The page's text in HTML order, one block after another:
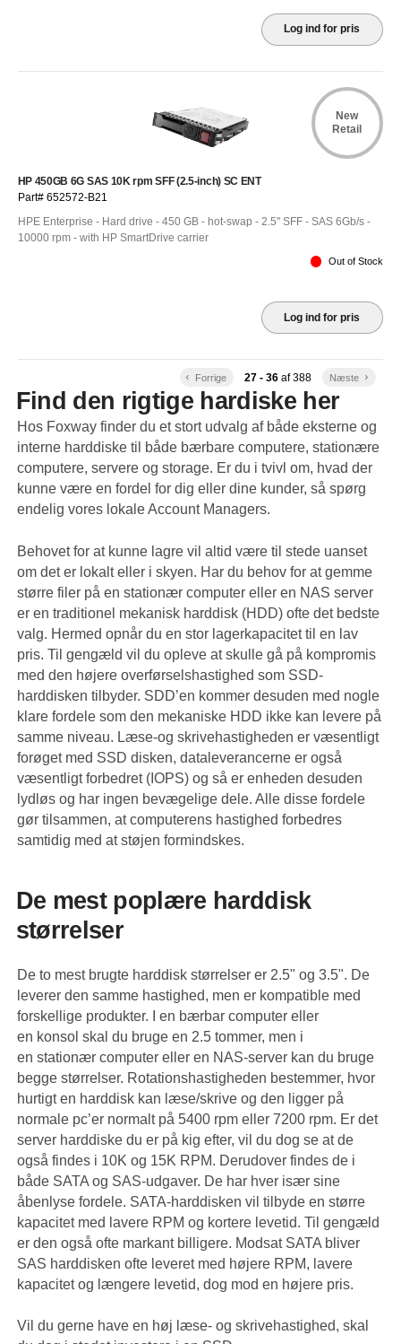
Log ind for pris
New
Retail
HP 450GB 6G SAS 10K rpm SFF (2.5-inch) SC ENT
Part# 652572-B21
HPE Enterprise - Hard drive - 450 GB - hot-swap - 2.5" SFF - SAS 6Gb/s -
10000 rpm - with HP SmartDrive carrier
Out of Stock
Log ind for pris
keyboard_arrow_left Forrige 27 - 36af388 Næste keyboard_arrow_right
Find den rigtige hardiske her
Hos Foxway finder du et stort udvalg af både eksterne og
interne harddiske til både bærbare computere, stationære
computere, servere og storage. Er du i tvivl om, hvad der
kunne være en fordel for dig eller dine kunder, så spørg
endelig vores lokale Account Managers.
Behovet for at kunne lagre vil altid være til stede uanset
om det er lokalt eller i skyen. Har du behov for at gemme
større filer på en stationær computer eller en NAS server
er en traditionel mekanisk harddisk (HDD) ofte det bedste
valg. Hermed opnår du en stor lagerkapacitet til en lav
pris. Til gengæld vil du opleve at skulle gå på kompromis
med den højere overførselshastighed som SSD-
harddisken tilbyder. SDD’en kommer desuden med nogle
klare fordele som den mekaniske HDD ikke kan levere på
samme niveau. Læse-og skrivehastigheden er væsentligt
forøget med SSD disken, dataleverancerne er også
væsentligt forbedret (IOPS) og så er enheden desuden
lydløs og har ingen bevægelige dele. Alle disse fordele
gør tilsammen, at computerens hastighed forbedres
samtidig med at støjen formindskes.
De mest poplære harddisk
størrelser
De to mest brugte harddisk størrelser er 2.5" og 3.5". De
leverer den samme hastighed, men er kompatible med
forskellige produkter. I en bærbar computer eller
en konsol skal du bruge en 2.5 tommer, men i
en stationær computer eller en NAS-server kan du bruge
begge størrelser. Rotationshastigheden bestemmer, hvor
hurtigt en harddisk kan læse/skrive og den ligger på
normale pc’er normalt på 5400 rpm eller 7200 rpm. Er det
server harddiske du er på kig efter, vil du dog se at de
også findes i 10K og 15K RPM. Derudover findes de i
både SATA og SAS-udgaver. De har hver især sine
åbenlyse fordele. SATA-harddisken vil tilbyde en større
kapacitet med lavere RPM og kortere levetid. Til gengæld
er den også ofte markant billigere. Modsat SATA bliver
SAS harddisken ofte leveret med højere RPM, lavere
kapacitet og længere levetid, dog mod en højere pris.
Vil du gerne have en høj læse- og skrivehastighed, skal